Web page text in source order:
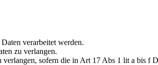
verarbeitet werden.
zu verlangen.
verlangen, sofern die in Art 17 Abs 1 lit a bis f